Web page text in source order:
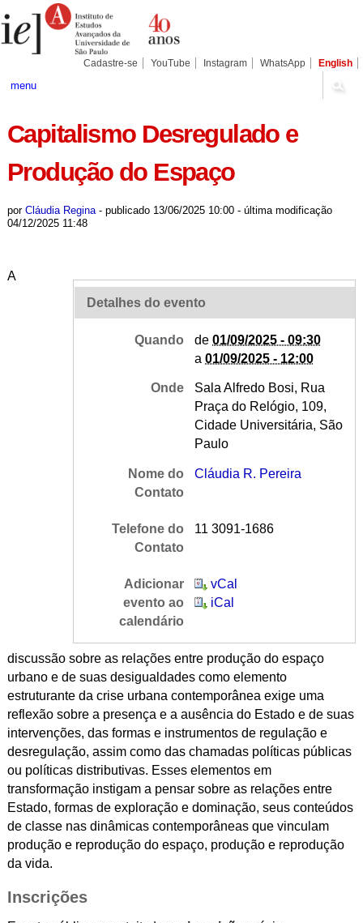
para
conteúdo.
Pessoais
Cadastre-se YouTube Instagram WhatsApp English
menu
Capitalismo Desregulado e
Produção do Espaço
por Cláudia Regina - publicado13/06/2025 10:00 - última modificação
04/12/2025 11:48
Detalhes do evento
Quando de01/09/2025 - 09:30
a01/09/2025 - 12:00
Onde
Sala Alfredo Bosi, Rua
Praça do Relógio, 109,
Cidade Universitária, São
Paulo
Nome do
Contato
Cláudia R. Pereira
Telefone do
Contato
11 3091-1686
Adicionar
evento ao
calendário
vCal
iCal
A
discussão sobre as relações entre produção do espaço
urbano e de suas desigualdades como elemento
estruturante da crise urbana contemporânea exige uma
reflexão sobre a presença e a ausência do Estado e de suas
intervenções, das formas e instrumentos de regulação e
desregulação, assim como das chamadas políticas públicas
ou políticas distributivas. Esses elementos em
transformação instigam a pensar sobre as relações entre
Estado, formas de exploração e dominação, seus conteúdos
de classe nas dinâmicas contemporâneas que vinculam
produção e reprodução do espaço, produção e reprodução
da vida.
Inscrições